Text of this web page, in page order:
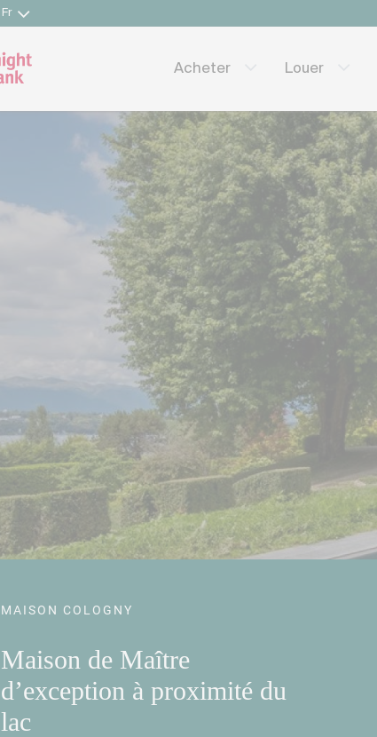
Fr
Acheter Louer
MAISON COLOGNY
Maison de Maître
d’exception à proximité du
lac